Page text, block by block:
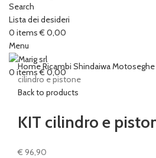
Search
Lista dei desideri
0 items € 0,00
Menu
0 items€0,00
HomeRicambi ShindaiwaMotoseghe
cilindro e pistone
Back to products
KIT cilindro e
€ 96,90